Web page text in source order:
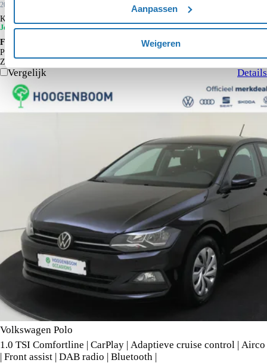
Aanpassen
Weigeren
2022
Kopen
Je voordeel is € 1.700
Financieren p/m vanaf
Particulier
Zakelijk
Vergelijk Details
Volkswagen Polo
1.0 TSI Comfortline | CarPlay | Adaptieve cruise control | Airco
| Front assist | DAB radio | Bluetooth |